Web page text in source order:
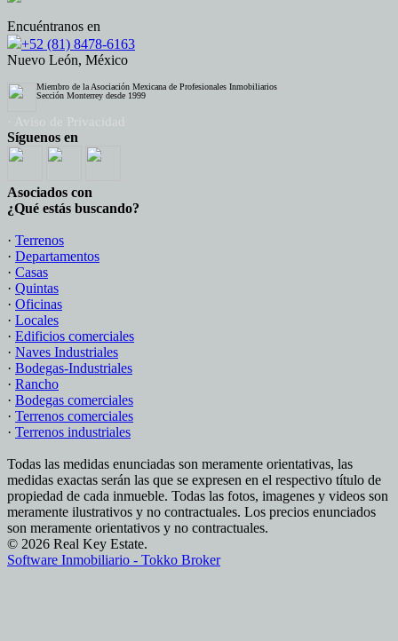
Encuéntranos en
+52 (81) 8478-6163
Nuevo León, México
Miembro de la Asociación Mexicana de Profesionales Inmobiliarios
Sección Monterrey desde 1999
· Aviso de Privacidad
Síguenos en
Asociados con
¿Qué estás buscando?
· Terrenos
· Departamentos
· Casas
· Quintas
· Oficinas
· Locales
· Edificios comerciales
· Naves Industriales
· Bodegas-Industriales
· Rancho
· Bodegas comerciales
· Terrenos comerciales
· Terrenos industriales
Todas las medidas enunciadas son meramente orientativas, las
medidas exactas serán las que se expresen en el respectivo título de
propiedad de cada inmueble. Todas las fotos, imagenes y videos son
meramente ilustrativos y no contractuales. Los precios enunciados
son meramente orientativos y no contractuales.
© 2026 Real Key Estate.
Software Inmobiliario - Tokko Broker